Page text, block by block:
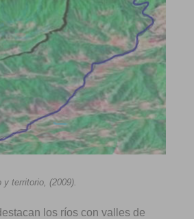
territorio, (2009).
los ríos con valles de